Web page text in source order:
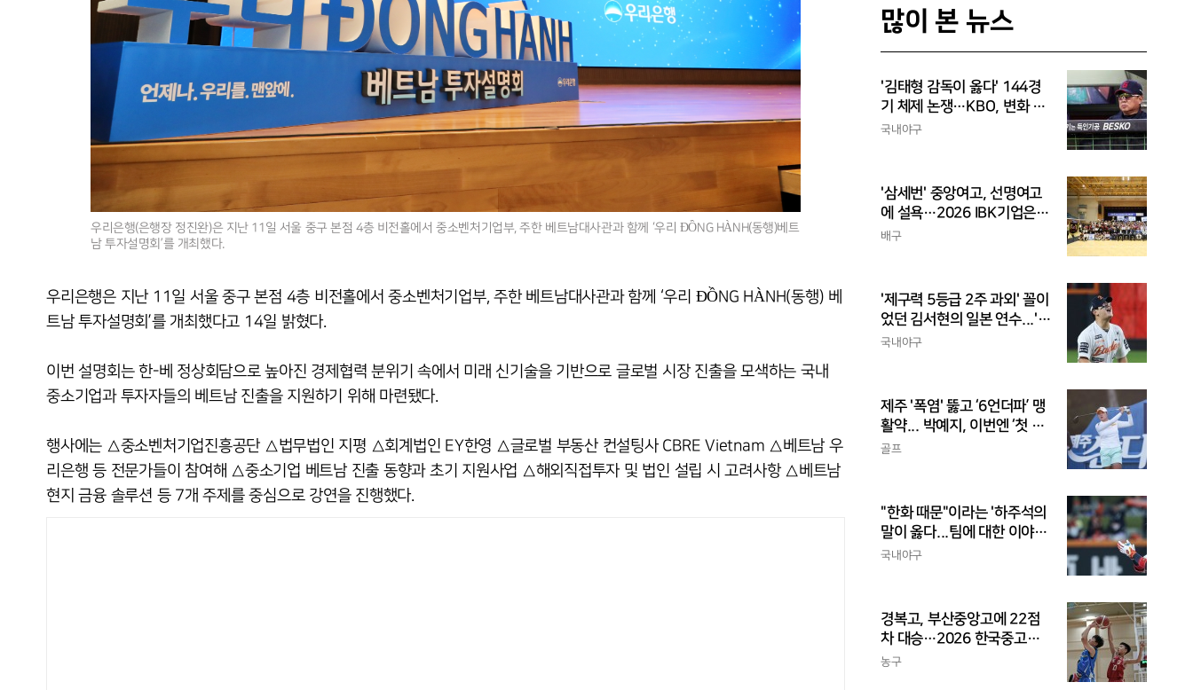
우리은행(은행장 정진완)은 지난 11일 서울 중구 본점 4층 비전홀에서 중소벤처기업부, 주한 베트남대사관과 함께 ‘우리 ĐỒNG HÀNH(동행)베트
남 투자설명회’를 개최했다.
우리은행은 지난 11일 서울 중구 본점 4층 비전홀에서 중소벤처기업부, 주한 베트남대사관과 함께 ‘우리 ĐỒNG HÀNH(동행) 베
트남 투자설명회’를 개최했다고 14일 밝혔다.
이번 설명회는 한-베 정상회담으로 높아진 경제협력 분위기 속에서 미래 신기술을 기반으로 글로벌 시장 진출을 모색하는 국내
중소기업과 투자자들의 베트남 진출을 지원하기 위해 마련됐다.
행사에는 △중소벤처기업진흥공단 △법무법인 지평 △회계법인 EY한영 △글로벌 부동산 컨설팅사 CBRE Vietnam △베트남 우
리은행 등 전문가들이 참여해 △중소기업 베트남 진출 동향과 초기 지원사업 △해외직접투자 및 법인 설립 시 고려사항 △베트남
현지 금융 솔루션 등 7개 주제를 중심으로 강연을 진행했다.
많이 본 뉴스
'김태형 감독이 옳다' 144경
기 체제 논쟁…KBO, 변화 고
민해야, 환경에 맞는 경기 수
국내야구
'삼세번' 중앙여고, 선명여고
에 설욕…2026 IBK기업은행
배 전국중고배구대회 우승
배구
'제구력 5등급 2주 과외' 꼴이
었던 김서현의 일본 연수...'종
합검진표'에 불과
국내야구
제주 '폭염' 뚫고 ‘6언더파’ 맹
활약... 박예지, 이번엔 ‘첫 우
승’ 가나
골프
"한화 때문"이라는 '하주석의
말이 옳다...팀에 대한 이야
기, 끝까지 안 하는 게 도리
국내야구
경복고, 부산중앙고에 22점
차 대승…2026 한국중고농
구 주말리그 왕중왕전 첫 승
농구